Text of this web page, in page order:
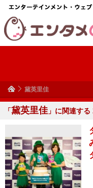
黛英里佳
「黛英里佳 」に関連する